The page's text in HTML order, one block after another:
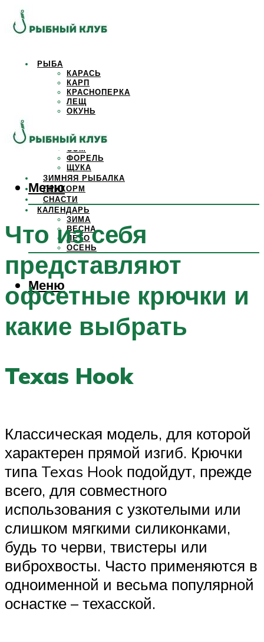
РЫБА
КАРАСЬ
КАРП
КРАСНОПЕРКА
ЛЕЩ
ОКУНЬ
САЗАН
СОМ
ФОРЕЛЬ
ЩУКА
ЗИМНЯЯ РЫБАЛКА
ПРИКОРМ
СНАСТИ
КАЛЕНДАРЬ
ЗИМА
ВЕСНА
ЛЕТО
ОСЕНЬ
Меню
Меню
Что из себя
представляют
офсетные крючки и
какие выбрать
Texas Hook
Классическая модель, для которой
характерен прямой изгиб. Крючки
типа Texas Hook подойдут, прежде
всего, для совместного
использования с узкотелыми или
слишком мягкими силиконками,
будь то черви, твистеры или
виброхвосты. Часто применяются в
одноименной и весьма популярной
оснастке – техасской.